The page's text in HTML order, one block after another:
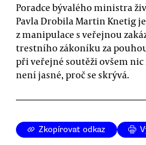
Poradce bývalého ministra
Pavla Drobila Martin Knetig
z manipulace s veřejnou
trestního zákoníku za
při veřejné soutěži ovšem
není jasné, proč se skrývá.
Zkopírovat odkaz